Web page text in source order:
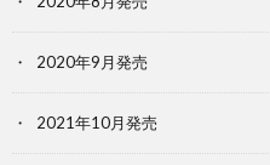
2020年9月発売
2021年10月発売